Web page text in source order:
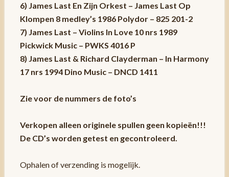
6) James Last En Zijn Orkest – James Last Op
Klompen 8 medley’s 1986 Polydor – 825 201-2
7) James Last – Violins In Love 10 nrs 1989
Pickwick Music – PWKS 4016 P
8) James Last & Richard Clayderman – In Harmony
17 nrs 1994 Dino Music – DNCD 1411
Zie voor de nummers de foto’s
Verkopen alleen originele spullen geen kopieën!!!
De CD’s worden getest en gecontroleerd.
Ophalen of verzending is mogelijk.